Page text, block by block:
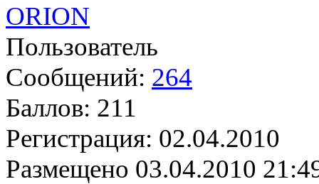
ORION
Пользователь
Сообщений: 264
Баллов: 211
Регистрация: 02.04.2010
Размещено 03.04.2010